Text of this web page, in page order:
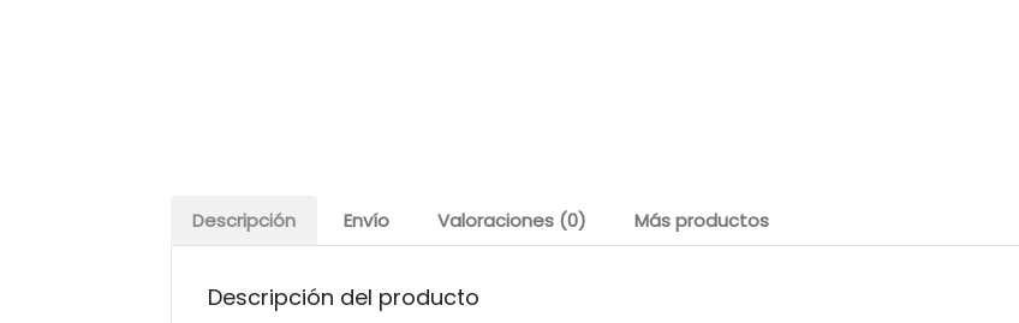
Descripción Envío Valoraciones (0) Más productos
Descripción del producto